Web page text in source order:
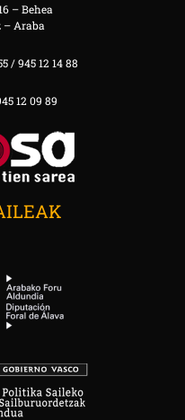
– Behea
– Araba
/ 945 12 14 88
12 09 89